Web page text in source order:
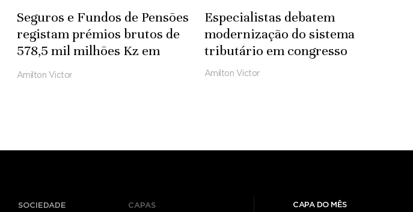
Seguros e Fundos de Pensões
registam prémios brutos de
578,5 mil milhões Kz em
2025
Amilton Victor
Especialistas debatem
modernização do sistema
tributário em congresso
Amilton Victor
SOCIEDADE CAPAS CAPA DO MÊS